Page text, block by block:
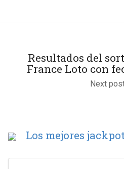
Resultados del
France Loto con
Next
Los mejores